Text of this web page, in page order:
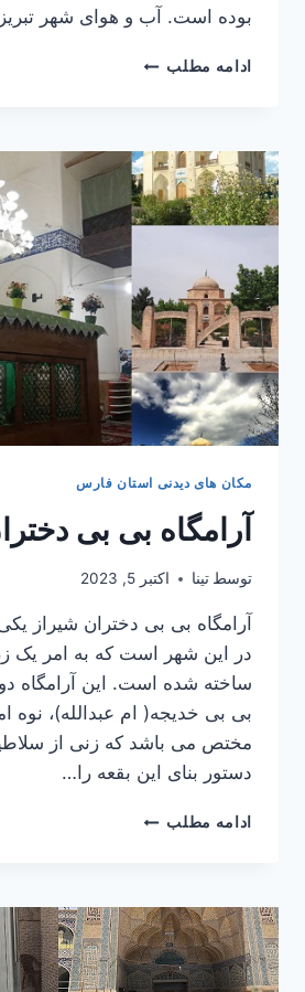
بوده است. آب و هوای شهر
ادامه مطلب تبریز
مکان های دیدنی استان فارس
آرامگاه بی بی
توسط تینا اکتبر 5, 2023
آرامگاه بی بی دختران شیراز
در این شهر است که به امر یک
ساخته شده است. این آرامگاه
بی بی خدیجه( ام عبدالله)، نوه
مختص می باشد که زنی از
دستور بنای این بقعه را…
ادامه مطلب آرامگاه
شیراز